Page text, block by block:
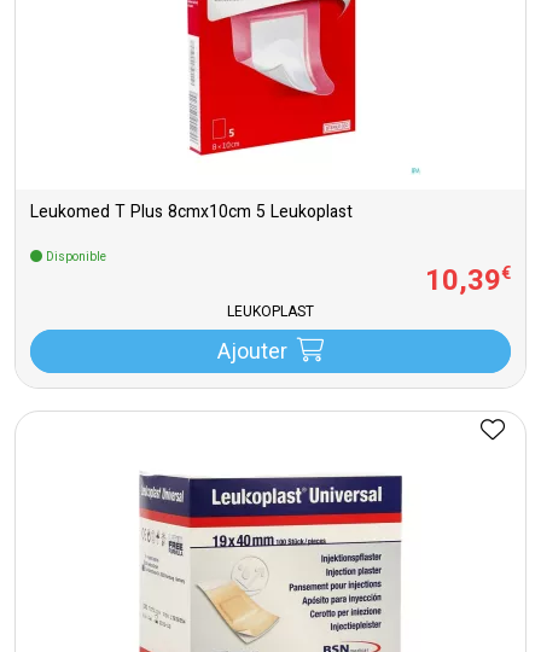
Leukomed T Plus 8cmx10cm 5 Leukoplast
Disponible
10,39€
LEUKOPLAST
Ajouter